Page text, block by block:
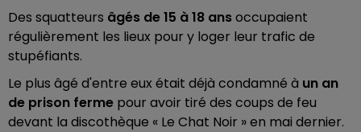
Des squatteurs âgés de 15 à 18 ansoccupaient
régulièrement les lieux pour y loger leur trafic de
stupéfiants.
Le plus âgé d'entre eux était déjà condamné à un an
de prison ferme pour avoir tiré des coups de feu
devant la discothèque « Le Chat Noir » en mai dernier.